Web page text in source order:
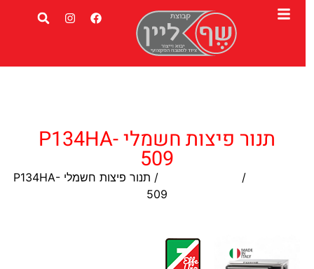
תנור פיצות חשמלי P134HA-
509
תנורי אבן לפיצה
/ תנור פיצות חשמלי P134HA-
509